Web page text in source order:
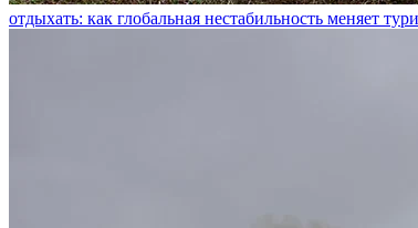
отдыхать: как глобальная нестабильность меняет